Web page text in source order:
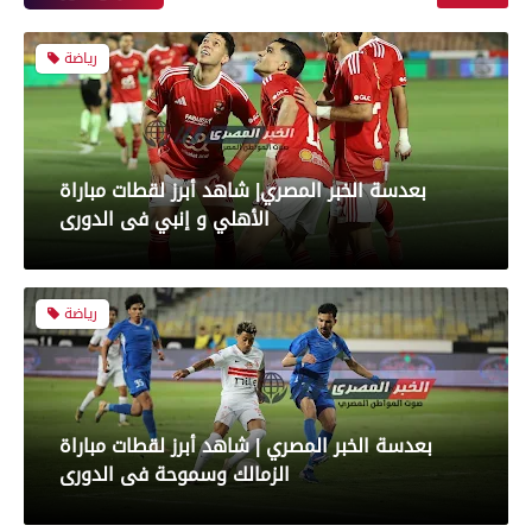
رياضة
بعدسة الخبر المصري| شاهد أبرز لقطات مباراة
الأهلي و إنبي فى الدورى
رياضة
بعدسة الخبر المصري | شاهد أبرز لقطات مباراة
الزمالك وسموحة فى الدورى